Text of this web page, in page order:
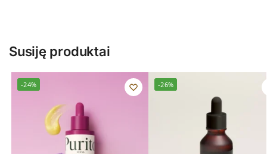
Susiję produktai
-24% -26%